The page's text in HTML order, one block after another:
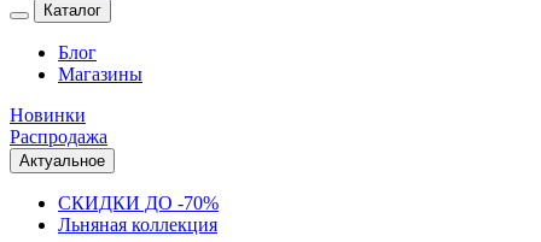
Каталог
Блог
Магазины
Новинки
Распродажа
Актуальное
СКИДКИ ДО -70%
Льняная коллекция